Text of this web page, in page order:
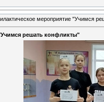
мероприятие "Учимся
решать конфликты"